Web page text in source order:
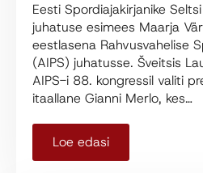
Eesti Spordiajakirjanike
juhatuse esimees Maarja
eestlasena Rahvusvahelise
(AIPS) juhatusse. Šveitsis
AIPS-i 88. kongressil valiti
itaallane Gianni Merlo, kes…
Loe edasi